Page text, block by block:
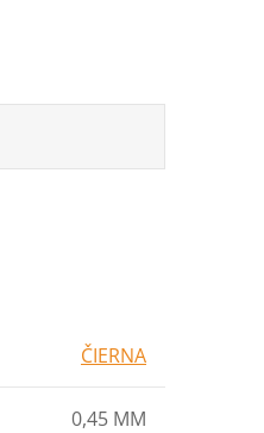
ČIERNA
0,45 MM